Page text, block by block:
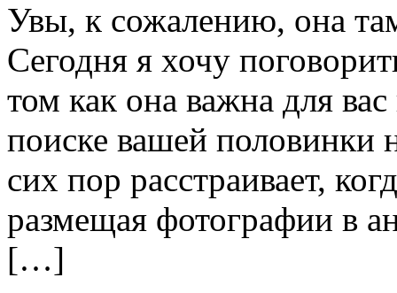
Увы, к сожалению, она
Сегодня я хочу
том как она важна для
поиске вашей половинки
сих пор расстраивает,
размещая фотографии в
[…]